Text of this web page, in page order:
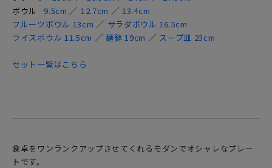
ボウル
9.5cm ／ 12.7cm ／ 13.4cm
フルーツボウル 13cm ／ サラダボウル 16.5cm
ライスボウル 11.5cm ／麺鉢 19cm ／ スープ皿 23cm
セット一覧はこちら
食卓をワンランクアップさせてくれるモダンでオシャレなプレー
トです。